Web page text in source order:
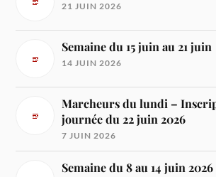
21 JUIN 2026
Semaine du 15 juin au 21 juin
14 JUIN 2026
Marcheurs du lundi –
journée du 22 juin 2026
7 JUIN 2026
Semaine du 8 au 14 juin 2026